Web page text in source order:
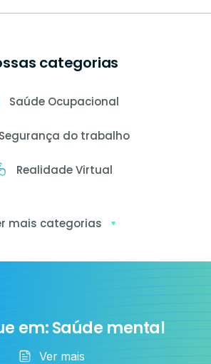
categorias
Saúde Ocupacional
Segurança do trabalho
Realidade Virtual
mais categorias
em: Saúde mental
Ver mais